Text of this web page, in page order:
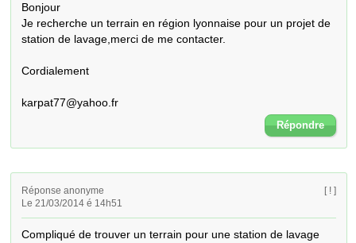
Bonjour
Je recherche un terrain en région lyonnaise pour un projet de
station de lavage,merci de me contacter.
Cordialement
karpat77@yahoo.fr
Répondre
Réponse anonyme
Le 21/03/2014 é 14h51
[ ! ]
Compliqué de trouver un terrain pour une station de lavage